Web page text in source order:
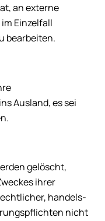
an externe
Einzelfall
bearbeiten.
Ausland, es sei
gelöscht,
ihrer
handels-
nicht